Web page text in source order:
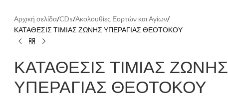
Αρχική σελίδα CDs Ακολουθίες Εορτών και Αγίων
ΚΑΤΑΘΕΣΙΣ ΤΙΜΙΑΣ ΖΩΝΗΣ ΥΠΕΡΑΓΙΑΣ ΘΕΟΤΟΚΟΥ
ΚΑΤΑΘΕΣΙΣ ΤΙΜΙΑΣ ΖΩΝΗΣ
ΥΠΕΡΑΓΙΑΣ ΘΕΟΤΟΚΟΥ